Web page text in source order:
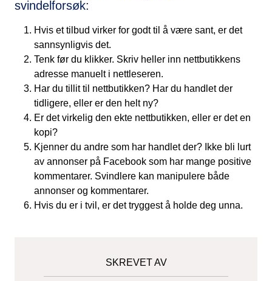
svindelforsøk:
Hvis et tilbud virker for godt til å være sant, er det
sannsynligvis det.
Tenk før du klikker. Skriv heller inn nettbutikkens
adresse manuelt i nettleseren.
Har du tillit til nettbutikken? Har du handlet der
tidligere, eller er den helt ny?
Er det virkelig den ekte nettbutikken, eller er det en
kopi?
Kjenner du andre som har handlet der? Ikke bli lurt
av annonser på Facebook som har mange positive
kommentarer. Svindlere kan manipulere både
annonser og kommentarer.
Hvis du er i tvil, er det tryggest å holde deg unna.
SKREVET AV